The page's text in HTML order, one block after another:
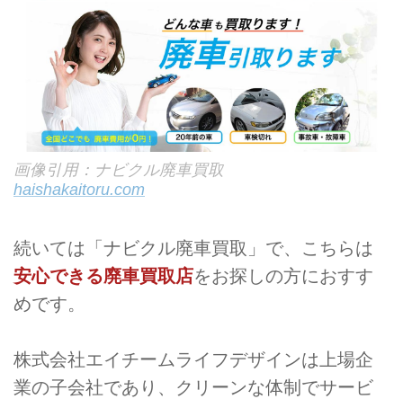
画像引用：ナビクル廃車買取
haishakaitoru.com
続いては「ナビクル廃車買取」で、こちらは
安心できる廃車買取店をお探しの方におすす
めです。
株式会社エイチームライフデザインは上場企
業の子会社であり、クリーンな体制でサービ